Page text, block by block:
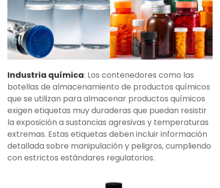
Industria química: Los contenedores como las
botellas de almacenamiento de productos químicos
que se utilizan para almacenar productos químicos
exigen etiquetas muy duraderas que puedan resistir
la exposición a sustancias agresivas y temperaturas
extremas. Estas etiquetas deben incluir información
detallada sobre manipulación y peligros, cumpliendo
con estrictos estándares regulatorios.